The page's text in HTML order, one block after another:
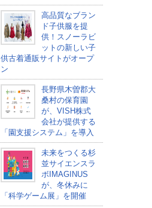
高品質なブラン
ド子供服を提
供！スノーラビ
ットの新しい子
供古着通販サイトがオープ
ン
長野県木曽郡大
桑村の保育園
が、VISH株式
会社が提供する
「園支援システム」を導入
未来をつくる杉
並サイエンスラ
ボIMAGINUS
が、冬休みに
「科学ゲーム展」を開催